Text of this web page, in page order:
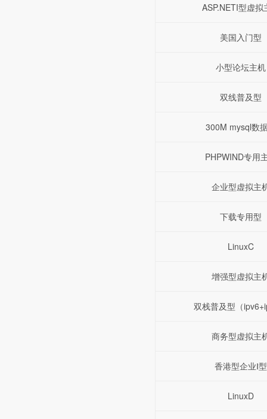
ASP.NETI型虚拟
美国入门型
小型论坛主机
双线普及型
300M mysql数
PHPWIND专用
企业型虚拟主
下载专用型
LinuxC
增强型虚拟主
双栈普及型（
商务型虚拟主
香港型企业Ⅰ型
LinuxD